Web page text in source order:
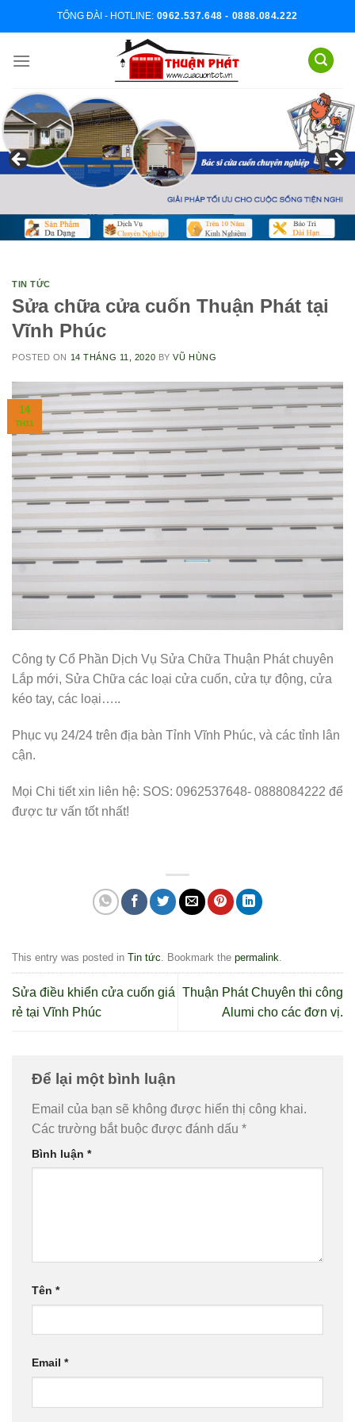
TỔNG ĐÀI - HOTLINE: 0962.537.648 - 0888.084.222
TIN TỨC
Sửa chữa cửa cuốn Thuận Phát tại
Vĩnh Phúc
POSTED ON 14 THÁNG 11, 2020 BYVŨ HÙNG
14
TH11
Công ty Cổ Phần Dịch Vụ Sửa Chữa Thuận Phát chuyên
Lắp mới, Sửa Chữa các loại cửa cuốn, cửa tự động, cửa
kéo tay, các loại…..
Phục vụ 24/24 trên địa bàn Tỉnh Vĩnh Phúc, và các tỉnh lân
cận.
Mọi Chi tiết xin liên hệ: SOS: 0962537648- 0888084222 để
được tư vấn tốt nhất!
This entry was posted in Tin tức . Bookmark the permalink
Sửa điều khiển cửa cuốn giá
rẻ tại Vĩnh Phúc
Thuận Phát Chuyên thi công
Alumi cho các đơn vị.
Để lại một bình luận
Email của bạn sẽ không được hiển thị công khai.
Các trường bắt buộc được đánh dấu *
Bình luận *
Tên *
Email *